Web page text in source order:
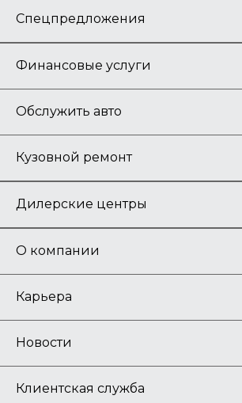
Спецпредложения
Финансовые услуги
Обслужить авто
Кузовной ремонт
Дилерские центры
О компании
Карьера
Новости
Клиентская служба